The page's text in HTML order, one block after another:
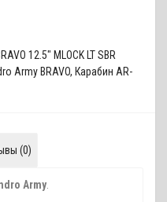
12.5" MLOCK LT SBR
Army BRAVO, Карабин AR-
(0)
Army